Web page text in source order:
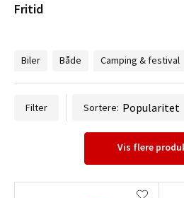
Filter Sortere:
Vis flere
Fritid
Biler
Både Camping & festival